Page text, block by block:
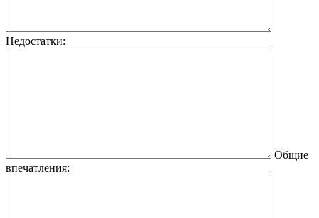
Недостатки:
Общие
впечатления: